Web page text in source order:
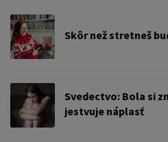
Skôr než stretneš
Svedectvo: Bola si
jestvuje náplasť